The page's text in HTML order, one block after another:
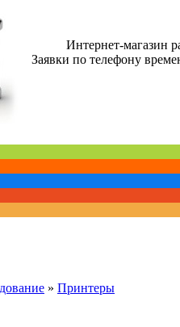
Интернет-магазин
Заявки по телефону
» Принтеры